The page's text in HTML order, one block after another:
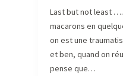
Last but not least
macarons en
on est une
et ben, quand on
pense que…